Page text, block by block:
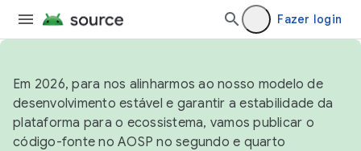
Fazer login
Em 2026, para nos alinharmos ao nosso modelo de
desenvolvimento estável e garantir a estabilidade da
plataforma para o ecossistema, vamos publicar o
código-fonte no AOSP no segundo e quarto